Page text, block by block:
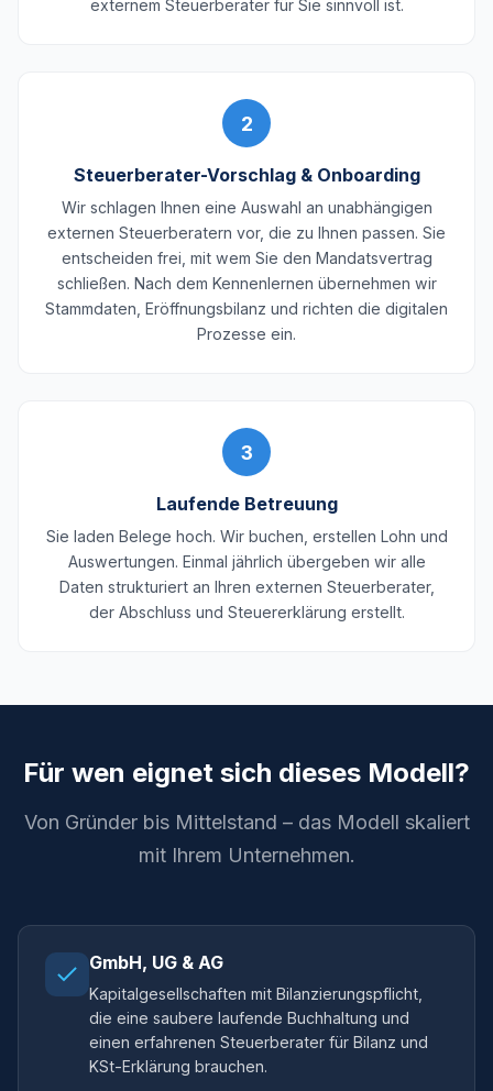
externem Steuerberater für Sie sinnvoll ist.
2
Steuerberater-Vorschlag & Onboarding
Wir schlagen Ihnen eine Auswahl an unabhängigen
externen Steuerberatern vor, die zu Ihnen passen. Sie
entscheiden frei, mit wem Sie den Mandatsvertrag
schließen. Nach dem Kennenlernen übernehmen wir
Stammdaten, Eröffnungsbilanz und richten die digitalen
Prozesse ein.
3
Laufende Betreuung
Sie laden Belege hoch. Wir buchen, erstellen Lohn und
Auswertungen. Einmal jährlich übergeben wir alle
Daten strukturiert an Ihren externen Steuerberater,
der Abschluss und Steuererklärung erstellt.
Für wen eignet sich dieses Modell?
Von Gründer bis Mittelstand – das Modell skaliert
mit Ihrem Unternehmen.
GmbH, UG & AG
Kapitalgesellschaften mit Bilanzierungspflicht,
die eine saubere laufende Buchhaltung und
einen erfahrenen Steuerberater für Bilanz und
KSt-Erklärung brauchen.